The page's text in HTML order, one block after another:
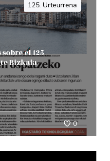
125. Urteurrena
el 125
Bizkaia
0